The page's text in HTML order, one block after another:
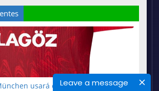
Leave a message
usará camisas oficiais da